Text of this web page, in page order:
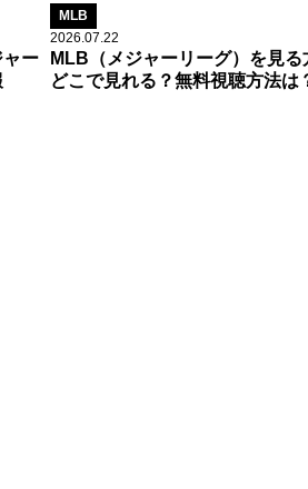
ャー
MLB
2026.07.22
MLB（メジャーリーグ）を見る
どこで見れる？無料視聴方法は